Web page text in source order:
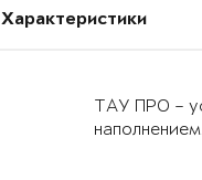
Характеристики
ТАУ ПРО –